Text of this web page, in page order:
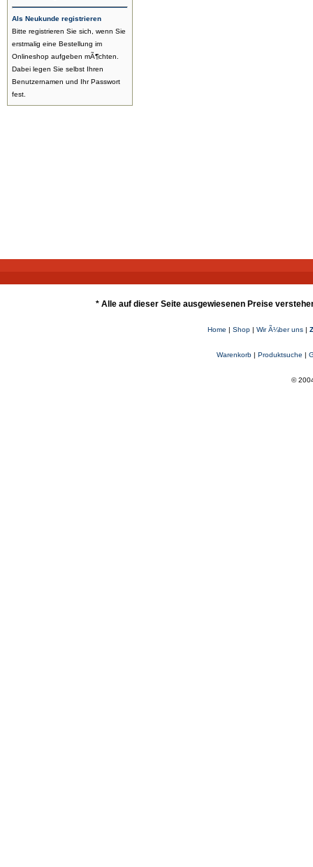
Als Neukunde registrieren
Bitte registrieren Sie sich, wenn Sie
erstmalig eine Bestellung im
Onlineshop aufgeben mÃ¶chten.
Dabei legen Sie selbst Ihren
Benutzernamen und Ihr Passwort
fest.
* Alle auf dieser Seite ausgewiesenen Preise
Home | Shop| Wir Ã¼ber uns|
Warenkorb| Produktsuche |
©